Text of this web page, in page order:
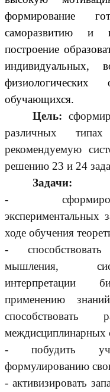
формирование
саморазвитию и
построение
индивидуальных,
обучающихся.
Цель:
различных
рекомендуемую
решению 23 и 24
Задачи:
-
экспериментальных
ходе обучения
-
мышления,
интерпретации
применению
междисциплинарных
- побудить
формулированию
- активизировать